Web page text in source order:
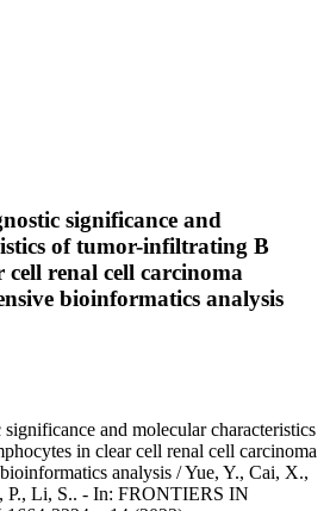
significance and
of tumor-infiltrating B
cell renal cell carcinoma
bioinformatics analysis
and molecular characteristics
in clear cell renal cell carcinoma
analysis / Yue, Y., Cai, X.,
P., Li, S.. - In: FRONTIERS IN